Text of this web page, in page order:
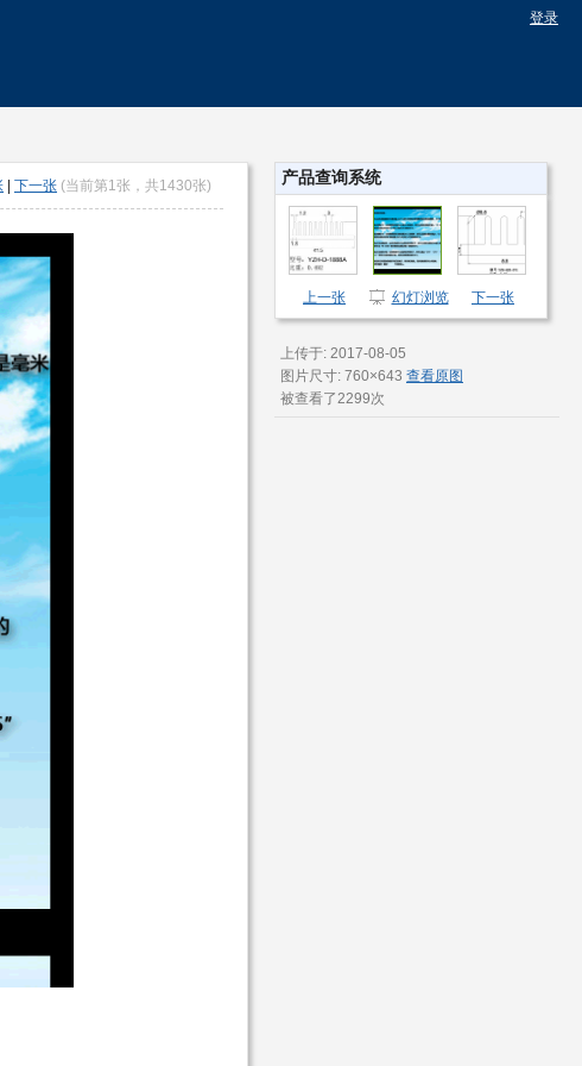
登录
下一张 (当前第1张，共1430张) 产品查询系统
上一张 幻灯浏览 下一张
上传于: 2017-08-05
图片尺寸: 760×643 查看原图
被查看了2299次